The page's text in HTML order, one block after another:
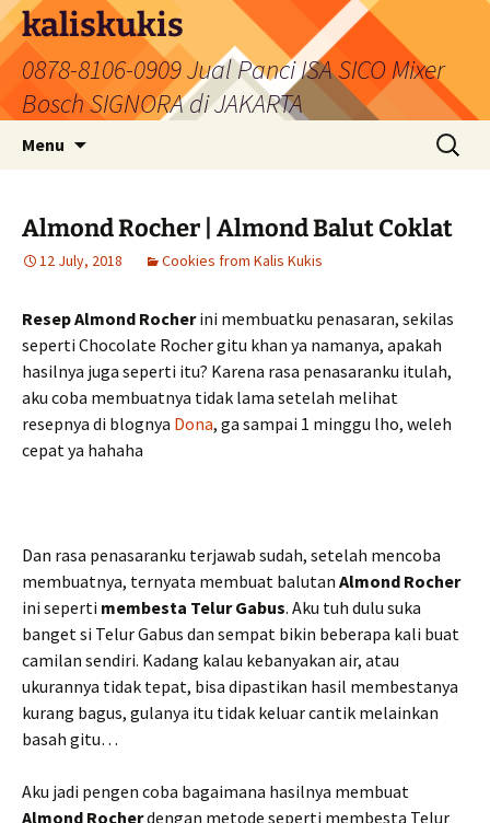
Skip
to
content
kaliskukis
0878-8106-0909 Jual Panci ISA SICO Mixer
Bosch SIGNORA di JAKARTA
Menu
Search
for:
Almond Rocher | Almond Balut Coklat
12 July, 2018 Cookies from Kalis Kukis
Resep Almond Rocherini membuatku penasaran, sekilas
seperti Chocolate Rocher gitu khan ya namanya, apakah
hasilnya juga seperti itu? Karena rasa penasaranku itulah,
aku coba membuatnya tidak lama setelah melihat
resepnya di blognya Dona, ga sampai 1 minggu lho, weleh
cepat ya hahaha
Dan rasa penasaranku terjawab sudah, setelah mencoba
membuatnya, ternyata membuat balutan Almond Rocher
ini seperti membesta Telur Gabus. Aku tuh dulu suka
banget si Telur Gabus dan sempat bikin beberapa kali buat
camilan sendiri. Kadang kalau kebanyakan air, atau
ukurannya tidak tepat, bisa dipastikan hasil membestanya
kurang bagus, gulanya itu tidak keluar cantik melainkan
basah gitu…
Aku jadi pengen coba bagaimana hasilnya membuat
Almond Rocherdengan metode seperti membesta Telur